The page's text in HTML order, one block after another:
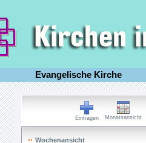
Evangelische Kirche
Eintragen Monatsansicht
Wochenansicht